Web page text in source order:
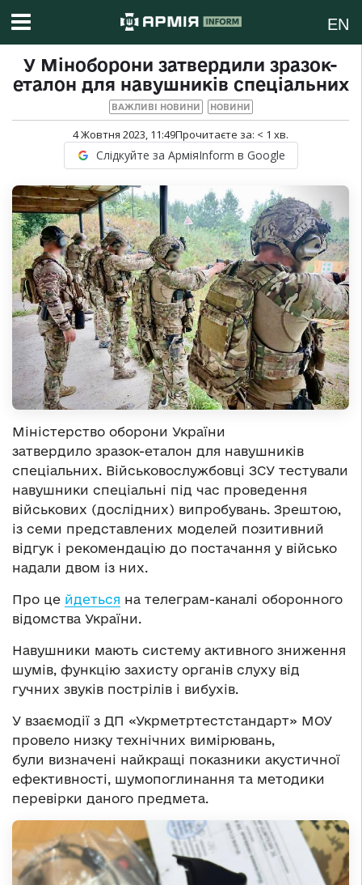
EN
У Міноборони затвердили зразок-
еталон для навушників спеціальних
ВАЖЛИВІ НОВИНИ НОВИНИ
4 Жовтня 2023, 11:49Прочитаєте за: < 1 хв.
Слідкуйте за АрміяInform в Google
Міністерство оборони України
затвердило зразок-еталон для навушників
спеціальних. Військовослужбовці ЗСУ тестували
навушники спеціальні під час проведення
військових (дослідних) випробувань. Зрештою,
із семи представлених моделей позитивний
відгук і рекомендацію до постачання у військо
надали двом із них.
Про це йдеться на телеграм-каналі оборонного
відомства України.
Навушники мають систему активного зниження
шумів, функцію захисту органів слуху від
гучних звуків пострілів і вибухів.
У взаємодії з ДП «Укрметртестстандарт» МОУ
провело низку технічних вимірювань,
були визначені найкращі показники акустичної
ефективності, шумопоглинання та методики
перевірки даного предмета.